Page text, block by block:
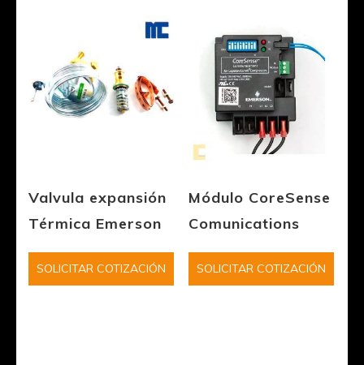
Valvula expansión
Térmica Emerson
SOLICITAR COTIZACIÓN
Módulo CoreSense
Comunications
SOLICITAR COTIZACIÓN